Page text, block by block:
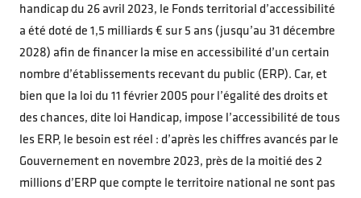
handicap du 26 avril 2023, le Fonds territorial d’accessibilité
a été doté de 1,5 milliards € sur 5 ans (jusqu’au 31 décembre
2028) afin de financer la mise en accessibilité d’un certain
nombre d’établissements recevant du public (ERP). Car, et
bien que la loi du 11 février 2005 pour l’égalité des droits et
des chances, dite loi Handicap, impose l’accessibilité de tous
les ERP, le besoin est réel : d’après les chiffres avancés par le
Gouvernement en novembre 2023, près de la moitié des 2
millions d’ERP que compte le territoire national ne sont pas